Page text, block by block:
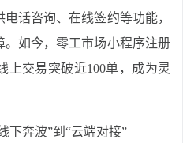
话咨询、在线签约等功能，
。如今，零工市场小程序注册
上交易突破近100单，成为灵
下奔波”到“云端对接”